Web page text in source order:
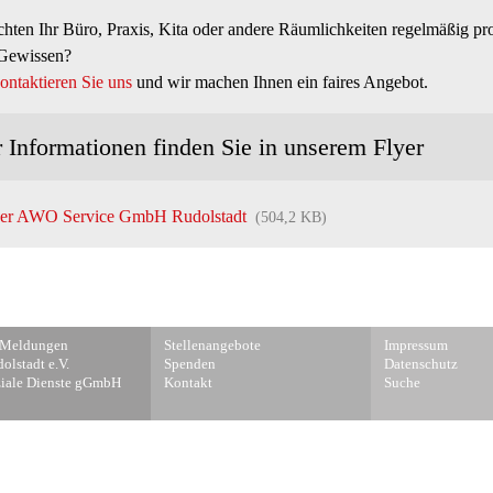
Ihr Büro, Praxis, Kita oder andere Räumlichkeiten regelmäßig
Sie unsund wir machen Ihnen ein faires Angebot.
Informationen finden Sie in unserem Flyer
AWO Service GmbH Rudolstadt (504,2 KB)
e.V.
Dienste gGmbH
Navigation
überspringen
Stellenangebote
Spenden
Kontakt
Navigation
überspringen
Impressum
Datenschutz
Suche